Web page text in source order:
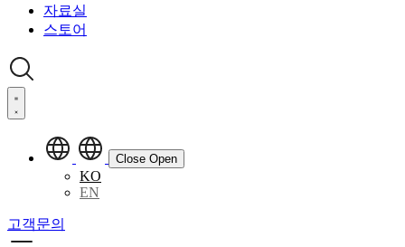
자료실
스토어
Close Open
KO
EN
고객문의